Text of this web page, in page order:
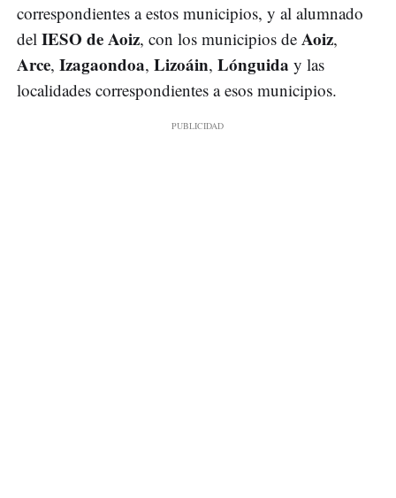
correspondientes a estos municipios, y al alumnado
del IESO de Aoiz, con los municipios de Aoiz,
Arce, Izagaondoa, Lizoáin, Lónguida y las
localidades correspondientes a esos municipios.